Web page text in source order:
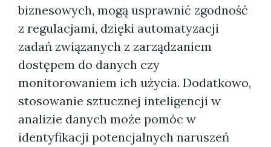
biznesowych, mogą usprawnić zgodność
z regulacjami, dzięki automatyzacji
zadań związanych z zarządzaniem
dostępem do danych czy
monitorowaniem ich użycia. Dodatkowo,
stosowanie sztucznej inteligencji w
analizie danych może pomóc w
identyfikacji potencjalnych naruszeń